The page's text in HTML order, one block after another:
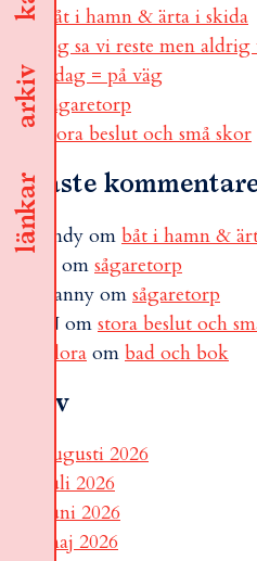
länkar
arkiv
båt i hamn & ärta i skida
jag sa vi reste men
i dag = på väg
sågaretorp
stora beslut och små skor
Senaste
andy om båt i hamn &
om sågaretorp
Fanny om sågaretorp
N om stora beslut och
Flora om bad och bok
Arkiv
augusti 2026
juli 2026
juni 2026
maj 2026